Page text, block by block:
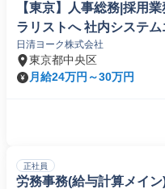
【東京】人事総務|採用
ラリストへ 社内システ
日清ヨーク株式会社
東京都中央区
月給24万円～30万円
正社員
労務事務(給与計算メイン